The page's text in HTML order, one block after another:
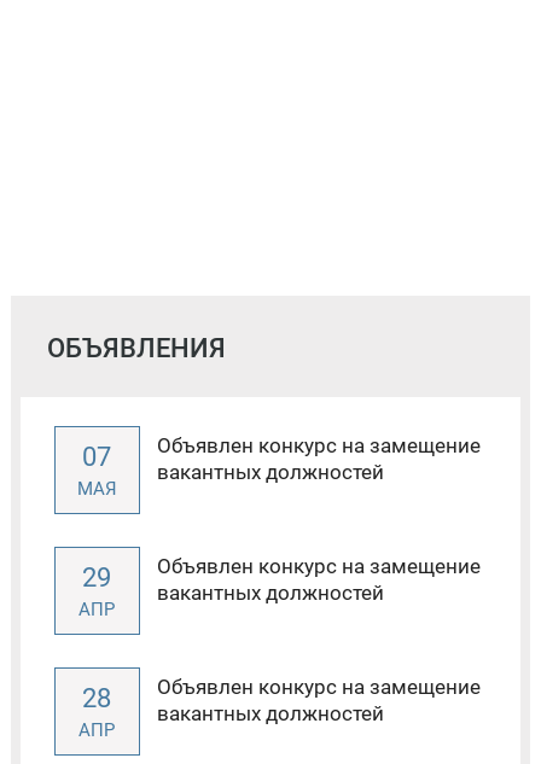
ОБЪЯВЛЕНИЯ
07
МАЯ
Объявлен конкурс на замещение
вакантных должностей
29
АПР
Объявлен конкурс на замещение
вакантных должностей
28
АПР
Объявлен конкурс на замещение
вакантных должностей